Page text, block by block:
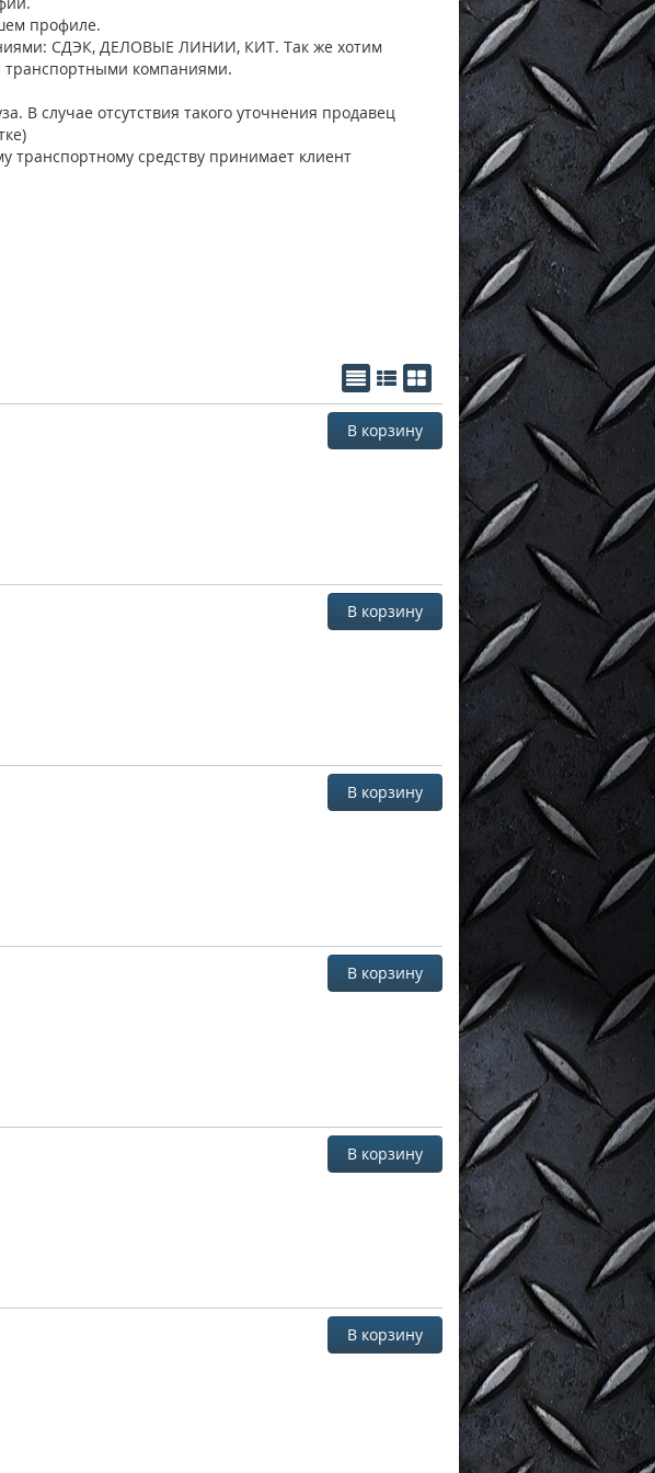
профиле.
СДЭК, ДЕЛОВЫЕ ЛИНИИ, КИТ. Так же хотим
транспортными компаниями.
В случае отсутствия такого уточнения продавец
транспортному средству принимает клиент
В корзину
В корзину
В корзину
В корзину
В корзину
В корзину